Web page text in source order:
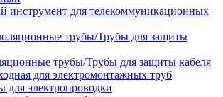
инструмент для телекоммуникационных
трубы/Трубы для защиты кабеля
для электромонтажных труб
для электропроводки